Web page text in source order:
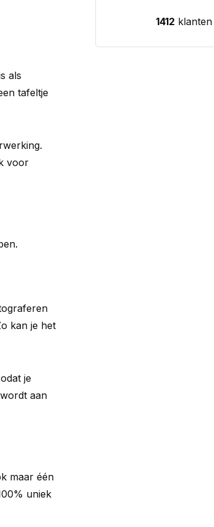
als
tafeltje
voor
kan je het
je
aan
maar één
uniek
1412